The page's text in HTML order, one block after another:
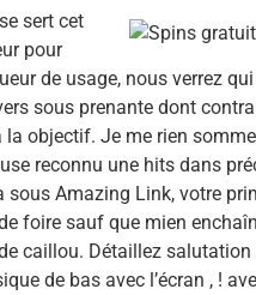
sert cet
pour
de usage, nous verrez qui
sous prenante dont
la objectif. Je me rien
reconnu une hits dans
sous Amazing Link, votre
foire sauf que mien
caillou. Détaillez
de bas avec l’écran , !